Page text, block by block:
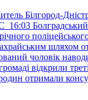
Білгород-
16:03
річного
шляхом
чоловік
відкрили
отримали